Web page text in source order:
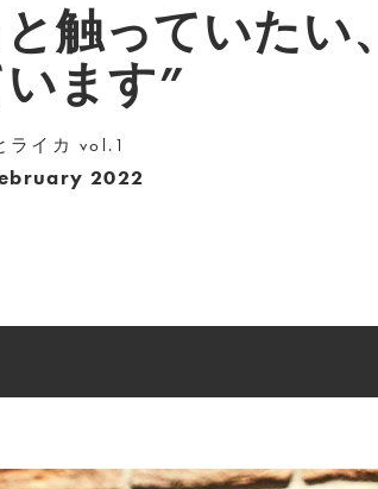
触っていたい
ます”
ライカ vol.1
2022